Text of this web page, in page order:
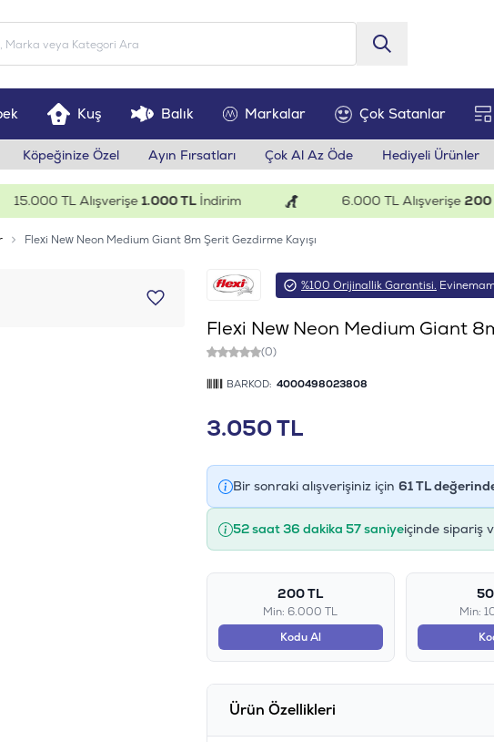
Kuş Balık Markalar Çok Satanlar
Köpeğinize Özel Ayın Fırsatları Çok Al Az Öde Hediyeli Ürünler
TL Alışverişe1.000 TLİndirim 6.000 TL Alışverişe200 TL
Flexi New Neon Medium Giant 8m Şerit Gezdirme Kayışı
%100 Orijinallik Garantisi.
Flexi New Neon Medium Giant
(0)
BARKOD: 4000498023808
3.050TL
Bir sonraki alışverişiniz için 61TL
52 saat 36 dakika 56 saniyeiçinde sipariş
200 TL
Min: 6.000 TL
Kodu Al
Min:
Ürün Özellikleri